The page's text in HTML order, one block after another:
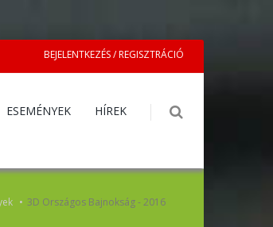
BEJELENTKEZÉS / REGISZTRÁCIÓ
ESEMÉNYEK HÍREK
3D Országos Bajnokság - 2016